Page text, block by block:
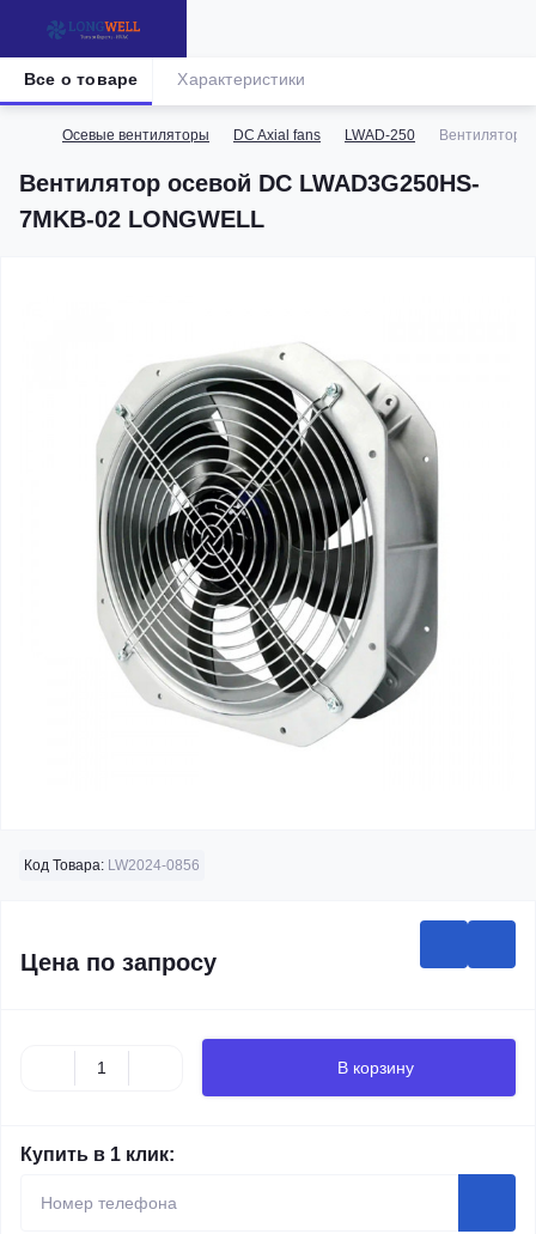
Осевые вентиляторы DC Axial fans LWAD-250 Вентилятор
Вентилятор осевой DC LWAD3G250HS-
7MKB-02 LONGWELL
Все о товаре Характеристики
Код Товара: LW2024-0856
Цена по запросу
В корзину
Купить в 1 клик: